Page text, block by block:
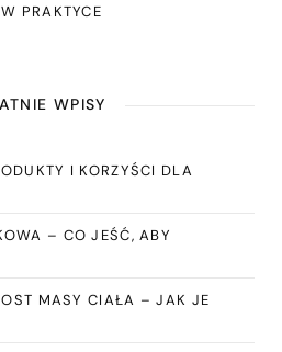
PRAKTYCE
WPISY
I KORZYŚCI DLA
– CO JEŚĆ, ABY
MASY CIAŁA – JAK JE